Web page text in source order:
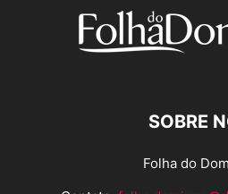
SOBRE
Folha do